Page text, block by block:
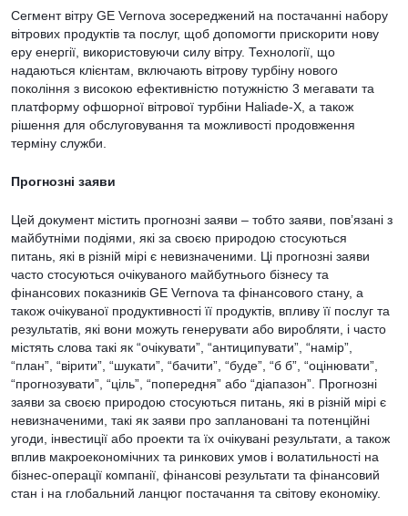
Сегмент вітру GE Vernova зосереджений на постачанні набору
вітрових продуктів та послуг, щоб допомогти прискорити нову
еру енергії, використовуючи силу вітру. Технології, що
надаються клієнтам, включають вітрову турбіну нового
покоління з високою ефективністю потужністю 3 мегавати та
платформу офшорної вітрової турбіни Haliade-X, а також
рішення для обслуговування та можливості продовження
терміну служби.
Прогнозні заяви
Цей документ містить прогнозні заяви – тобто заяви, пов’язані з
майбутніми подіями, які за своєю природою стосуються
питань, які в різній мірі є невизначеними. Ці прогнозні заяви
часто стосуються очікуваного майбутнього бізнесу та
фінансових показників GE Vernova та фінансового стану, а
також очікуваної продуктивності її продуктів, впливу її послуг та
результатів, які вони можуть генерувати або виробляти, і часто
містять слова такі як “очікувати”, “антиципувати”, “намір”,
“план”, “вірити”, “шукати”, “бачити”, “буде”, “б б”, “оцінювати”,
“прогнозувати”, “ціль”, “попередня” або “діапазон”. Прогнозні
заяви за своєю природою стосуються питань, які в різній мірі є
невизначеними, такі як заяви про заплановані та потенційні
угоди, інвестиції або проекти та їх очікувані результати, а також
вплив макроекономічних та ринкових умов і волатильності на
бізнес-операції компанії, фінансові результати та фінансовий
стан і на глобальний ланцюг постачання та світову економіку.